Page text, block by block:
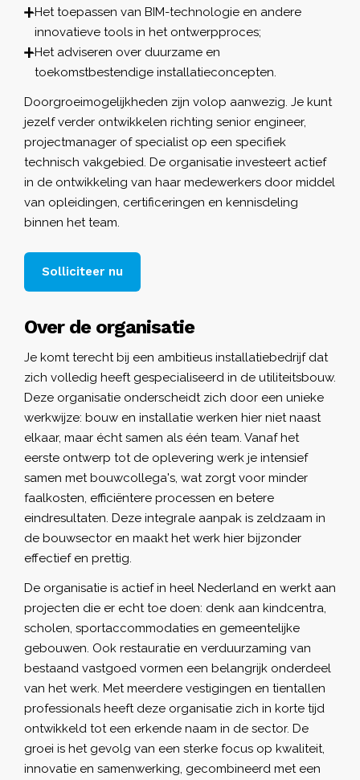
Het toepassen van BIM-technologie en andere
innovatieve tools in het ontwerpproces;
Het adviseren over duurzame en
toekomstbestendige installatieconcepten.
Doorgroeimogelijkheden zijn volop aanwezig. Je kunt
jezelf verder ontwikkelen richting senior engineer,
projectmanager of specialist op een specifiek
technisch vakgebied. De organisatie investeert actief
in de ontwikkeling van haar medewerkers door middel
van opleidingen, certificeringen en kennisdeling
binnen het team.
Solliciteer nu
Over de organisatie
Je komt terecht bij een ambitieus installatiebedrijf dat
zich volledig heeft gespecialiseerd in de utiliteitsbouw.
Deze organisatie onderscheidt zich door een unieke
werkwijze: bouw en installatie werken hier niet naast
elkaar, maar écht samen als één team. Vanaf het
eerste ontwerp tot de oplevering werk je intensief
samen met bouwcollega's, wat zorgt voor minder
faalkosten, efficiëntere processen en betere
eindresultaten. Deze integrale aanpak is zeldzaam in
de bouwsector en maakt het werk hier bijzonder
effectief en prettig.
De organisatie is actief in heel Nederland en werkt aan
projecten die er echt toe doen: denk aan kindcentra,
scholen, sportaccommodaties en gemeentelijke
gebouwen. Ook restauratie en verduurzaming van
bestaand vastgoed vormen een belangrijk onderdeel
van het werk. Met meerdere vestigingen en tientallen
professionals heeft deze organisatie zich in korte tijd
ontwikkeld tot een erkende naam in de sector. De
groei is het gevolg van een sterke focus op kwaliteit,
innovatie en samenwerking, gecombineerd met een